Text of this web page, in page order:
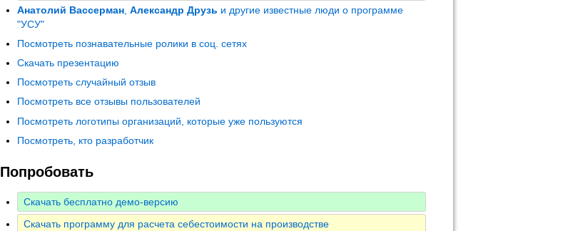
Анатолий Вассерман Александр Друзь и другие известные люди о программе
"УСУ"
Посмотреть познавательные ролики в соц. сетях
Скачать презентацию
Посмотреть случайный отзыв
Посмотреть все отзывы пользователей
Посмотреть логотипы организаций, которые уже пользуются
Посмотреть, кто разработчик
Попробовать
Скачать бесплатно демо-версию
Скачать программу для расчета себестоимости на производстве